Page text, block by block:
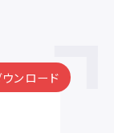
ンロード